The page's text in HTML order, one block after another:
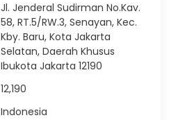
Jl. Jenderal Sudirman No.Kav.
58, RT.5/RW.3, Senayan, Kec.
Kby. Baru, Kota Jakarta
Selatan, Daerah Khusus
Ibukota Jakarta 12190
12,190
Indonesia